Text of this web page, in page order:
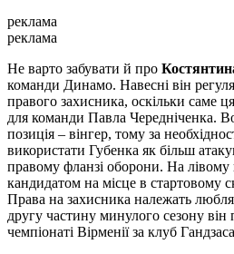
реклама
реклама
Не варто забувати й про
команди Динамо. Навесні він
правого захисника, оскільки саме
для команди Павла Чередніченка.
позиція – вінгер, тому за
використати Губенка як більш
правому фланзі оборони. На
кандидатом на місце в стартовому
Права на захисника належать
другу частину минулого сезону він
чемпіонаті Вірменії за клуб